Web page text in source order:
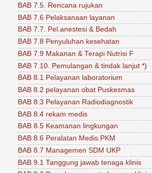
BAB 7.5. Rencana rujukan
BAB 7.6 Pelaksanaan layanan
BAB 7.7. Pel.anestesi & Bedah
BAB 7.8 Penyuluhan kesehatan
BAB 7.9 Makanan & Terapi Nutrisi F
BAB 7.10. Pemulangan & tindak lanjut *)
BAB 8.1 Pelayanan laboratorium
BAB 8.2 pelayanan obat Puskesmas
BAB 8.3 Pelayanan Radiodiagnostik
BAB 8.4 rekam medis
BAB 8.5 Keamanan lingkungan
BAB 8.6 Peralatan Medis PKM
BAB 8.7 Managemen SDM UKP
BAB 9.1 Tanggung jawab tenaga klinis